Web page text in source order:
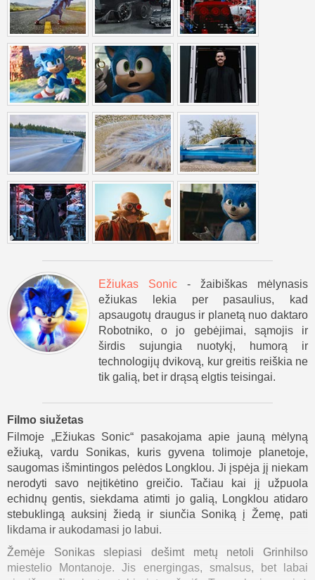
Ežiukas Sonic - žaibiškas mėlynasis
ežiukas lekia per pasaulius, kad
apsaugotų draugus ir planetą nuo daktaro
Robotniko, o jo gebėjimai, sąmojis ir
širdis sujungia nuotykį, humorą ir
technologijų dvikovą, kur greitis reiškia ne
tik galią, bet ir drąsą elgtis teisingai.
Filmo siužetas
Filmoje „Ežiukas Sonic“ pasakojama apie jauną mėlyną
ežiuką, vardu Sonikas, kuris gyvena tolimoje planetoje,
saugomas išmintingos pelėdos Longklou. Ji įspėja jį niekam
nerodyti savo neįtikėtino greičio. Tačiau kai jį užpuola
echidnų gentis, siekdama atimti jo galią, Longklou atidaro
stebuklingą auksinį žiedą ir siunčia Soniką į Žemę, pati
likdama ir aukodamasi jo labui.
Žemėje Sonikas slepiasi dešimt metų netoli Grinhilso
miestelio Montanoje. Jis energingas, smalsus, bet labai